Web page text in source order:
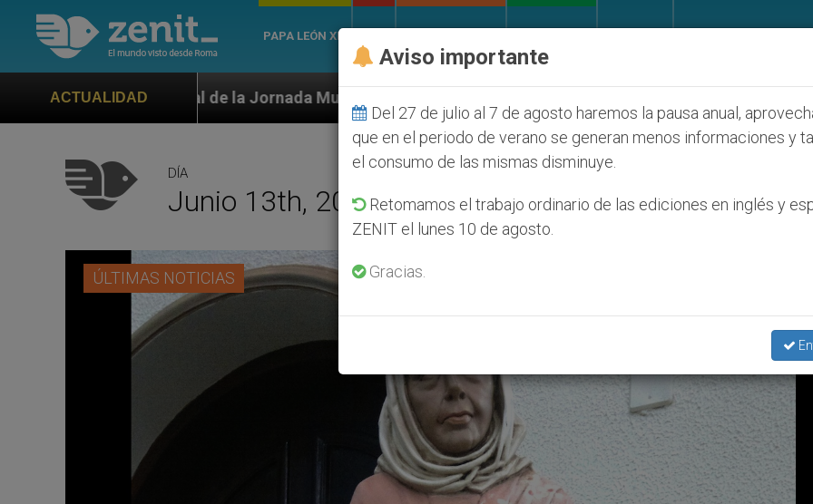
PAPA LEÓN XIV
ACTUALIDAD
la Jornada Mundial de la Juventud Seúl 2027 ONU se pronuncia ante caso de obispo católico
DÍA
Junio 13th, 2015
ÚLTIMAS NOTICIAS
Aviso importante
Del 27 de julio al 7 de agosto haremos la pausa anual,
que en el periodo de verano se generan menos informaciones y
el consumo de las mismas disminuye.
Retomamos el trabajo ordinario de las ediciones en inglés y
ZENIT el lunes 10 de agosto.
Gracias.